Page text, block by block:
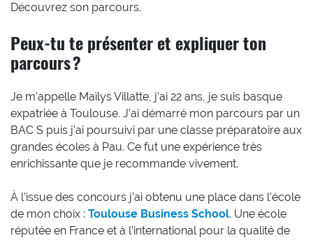
Découvrez son parcours.
Peux-tu te présenter et expliquer ton
parcours ?
Je m’appelle Maïlys Villatte, j’ai 22 ans, je suis basque
expatriée à Toulouse. J’ai démarré mon parcours par un
BAC S puis j’ai poursuivi par une classe préparatoire aux
grandes écoles à Pau. Ce fut une expérience très
enrichissante que je recommande vivement.
À l’issue des concours j’ai obtenu une place dans l’école
de mon choix : Toulouse Business School. Une école
réputée en France et à l’international pour la qualité de